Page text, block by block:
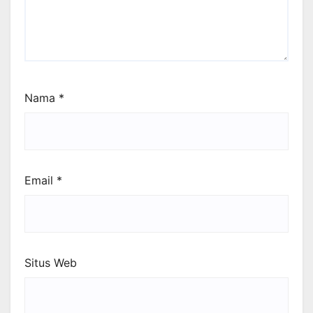
Nama *
Email *
Situs Web